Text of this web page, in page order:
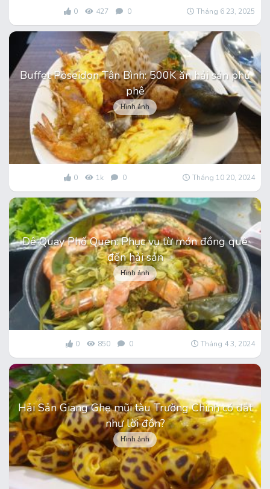
0 427 0 Tháng 6 23, 2025
Buffet Poseidon Tân Bình: 500K ăn hải sản phủ
phê
Hình ảnh
0 1k 0 Tháng 10 20, 2024
Dê Quay Phố Quen: Phục vụ từ món đồng quê
đến hải sản
Hình ảnh
0 850 0 Tháng 4 3, 2024
Hải Sản Giang Ghẹ mũi tàu Trường Chinh có đắt
như lời đồn?
Hình ảnh